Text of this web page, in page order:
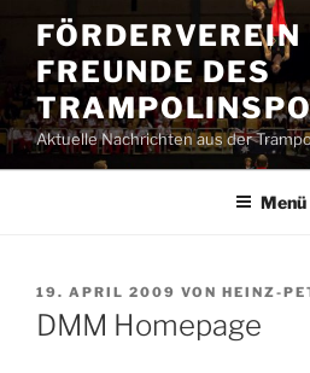
Inhalt
springen
FÖRDERVEREIN
FREUNDE DES
Aktuelle Nachrichten aus der
Menü
VERÖFFENTLICHT
AM
19. APRIL 2009 VON HEINZ-
DMM Homepage